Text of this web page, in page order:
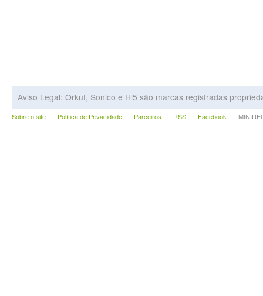
Aviso Legal: Orkut, Sonico e Hi5 são marcas registradas
Sobre o site Política de Privacidade Parceiros RSS Facebook